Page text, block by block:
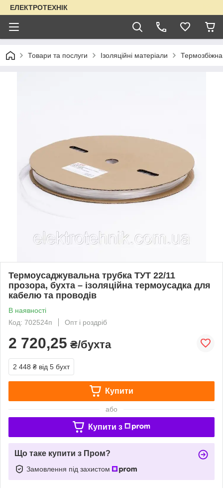
ЕЛЕКТРОТЕХНІК
Товари та послуги Ізоляційні матеріали
Термоусаджувальна трубка ТУТ 22/11
прозора, бухта – ізоляційна термоусадка для
кабелю та проводів
В наявності
Код: 702524п
Опт і роздріб
2 720,25 ₴/бухта
2 448 ₴ від 5 бухт
Купити
або
Купити з
Що таке купити з Пром?
Замовлення під захистом